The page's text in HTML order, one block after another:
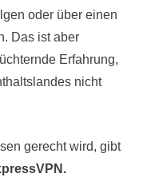
oder über einen
Das ist aber
Erfahrung,
nicht
gerecht wird, gibt